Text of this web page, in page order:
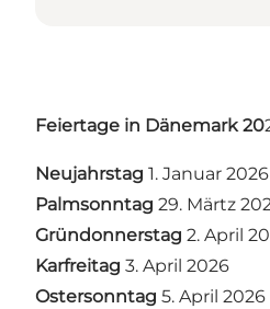
Feiertage in Dänemark 20
Neujahrstag 1. Januar 2026
Palmsonntag 29. Märtz
Gründonnerstag 2. April
Karfreitag 3. April 2026
Ostersonntag 5. April 2026